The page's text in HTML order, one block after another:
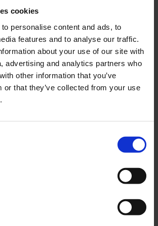
cookies
personalise content and ads, to
features and to analyse our traffic.
about your use of our site with
advertising and analytics partners who
other information that you’ve
or that they’ve collected from your use
Blinkers & Baklyktsglas
vit Yamaha Neos
195KR